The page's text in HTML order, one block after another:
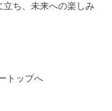
ち、未来への楽しみ
トップへ